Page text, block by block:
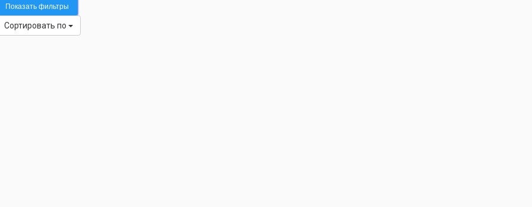
Показать фильтры
Сортировать по